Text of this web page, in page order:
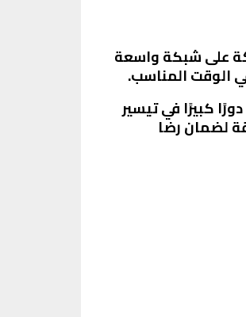
على شبكة واسعة
الوقت المناسب.
كبيرًا في تيسير
لضمان رضا